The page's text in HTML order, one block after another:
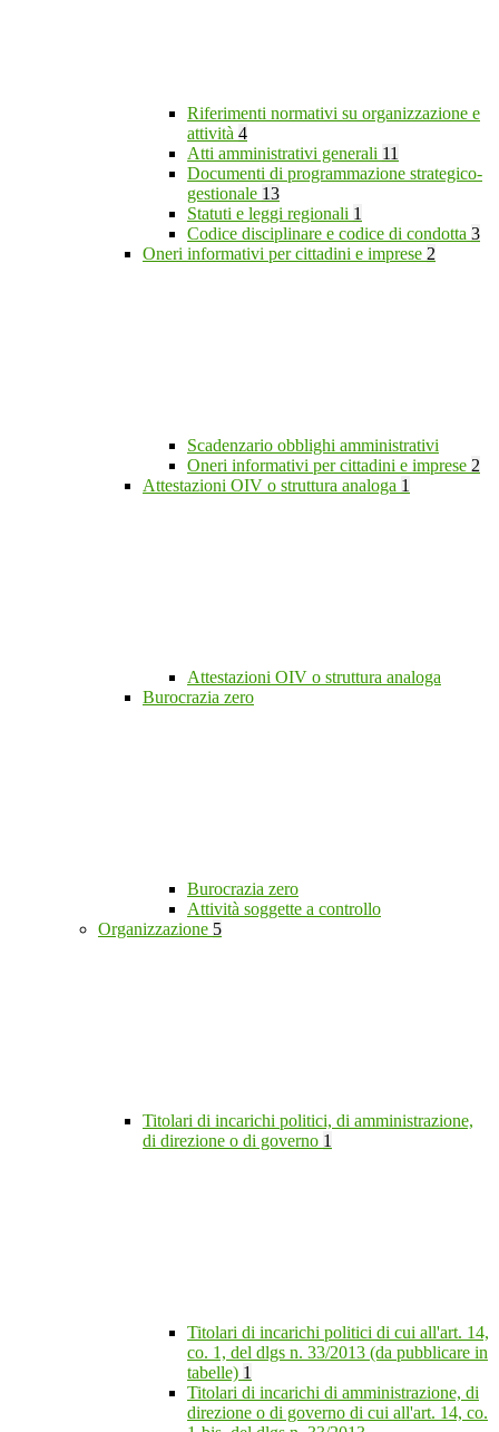
Riferimenti normativi su organizzazione e
attività 4
Atti amministrativi generali 11
Documenti di programmazione strategico-
gestionale 13
Statuti e leggi regionali 1
Codice disciplinare e codice di condotta 3
Oneri informativi per cittadini e imprese 2
Scadenzario obblighi amministrativi
Oneri informativi per cittadini e imprese 2
Attestazioni OIV o struttura analoga 1
Attestazioni OIV o struttura analoga
Burocrazia zero
Burocrazia zero
Attività soggette a controllo
Organizzazione 5
Titolari di incarichi politici, di amministrazione,
di direzione o di governo 1
Titolari di incarichi politici di cui all'art. 14,
co. 1, del dlgs n. 33/2013 (da pubblicare in
tabelle) 1
Titolari di incarichi di amministrazione, di
direzione o di governo di cui all'art. 14, co.